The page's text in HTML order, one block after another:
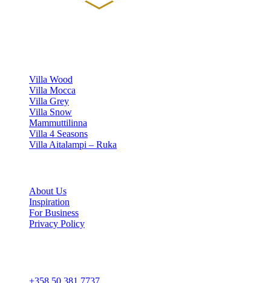
Villa Wood
Villa Mocca
Villa Grey
Villa Snow
Mammuttilinna
Villa 4 Seasons
Villa Aitalampi – Ruka
About Us
Inspiration
For Business
Privacy Policy